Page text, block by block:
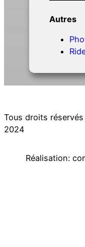
Autres
Tous droits
2024
Réalisation: